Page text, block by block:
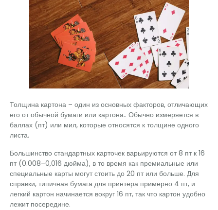
Толщина картона – один из основных факторов, отличающих
его от обычной бумаги или картона.. Обычно измеряется в
баллах (пт) или мил, которые относятся к толщине одного
листа.
Большинство стандартных карточек варьируются от 8 пт к 16
пт (0.008–0,016 дюйма), в то время как премиальные или
специальные карты могут стоить до 20 пт или больше. Для
справки, типичная бумага для принтера примерно 4 пт, и
легкий картон начинается вокруг 16 пт, так что картон удобно
лежит посередине.